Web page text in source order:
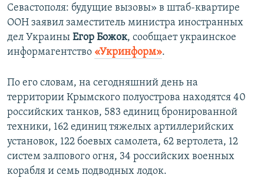
Севастополя: будущие вызовы» в штаб-квартире
ООН заявил заместитель министра иностранных
дел Украины Егор Божок, сообщает украинское
информагентство «Укринформ».
По его словам, на сегодняшний день на
территории Крымского полуострова находятся 40
российских танков, 583 единиц бронированной
техники, 162 единиц тяжелых артиллерийских
установок, 122 боевых самолета, 62 вертолета, 12
систем залпового огня, 34 российских военных
корабля и семь подводных лодок.